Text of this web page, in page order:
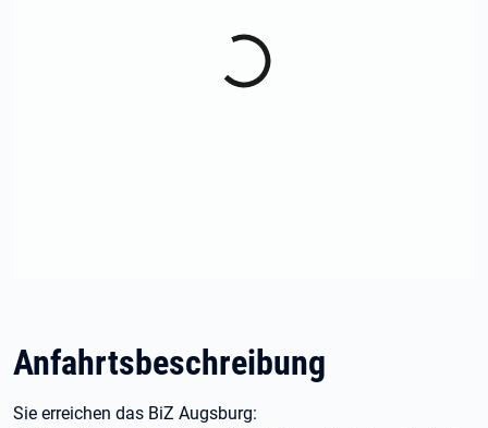
Anfahrtsbeschreibung
Sie erreichen das BiZ Augsburg: